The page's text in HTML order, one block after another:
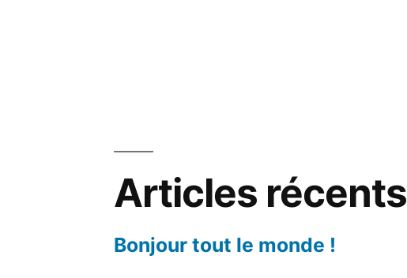
Articles récents
Bonjour tout le monde !